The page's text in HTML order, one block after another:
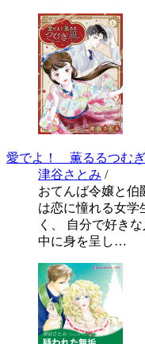
愛でよ！ 薫るるつむぎ
津谷さとみ /
おてんば令嬢と伯
は恋に憧れる女学
く、 自分で好き
中に身を呈し…